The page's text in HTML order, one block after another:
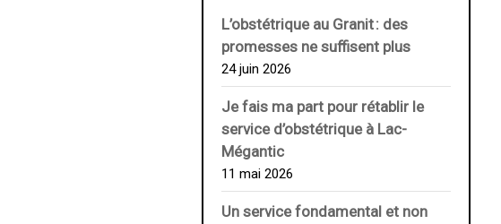
L’obstétrique au ­Granit : des
promesses ne suffisent plus
24 juin 2026
Je fais ma part pour rétablir le
service d’obstétrique à Lac-
Mégantic
11 mai 2026
Un service fondamental et non